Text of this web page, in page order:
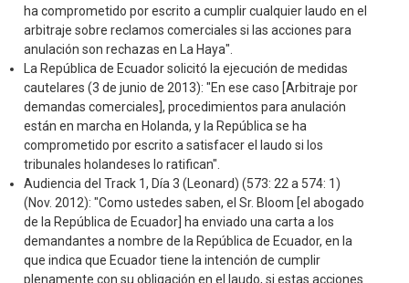
ha comprometido por escrito a cumplir cualquier laudo en el
arbitraje sobre reclamos comerciales si las acciones para
anulación son rechazas en La Haya".
La República de Ecuador solicitó la ejecución de medidas
cautelares (3 de junio de 2013): "En ese caso [Arbitraje por
demandas comerciales], procedimientos para anulación
están en marcha en Holanda, y la República se ha
comprometido por escrito a satisfacer el laudo si los
tribunales holandeses lo ratifican".
Audiencia del Track 1, Día 3 (Leonard) (573: 22 a 574: 1)
(Nov. 2012): "Como ustedes saben, el Sr. Bloom [el abogado
de la República de Ecuador] ha enviado una carta a los
demandantes a nombre de la República de Ecuador, en la
que indica que Ecuador tiene la intención de cumplir
plenamente con su obligación en el laudo, si estas acciones